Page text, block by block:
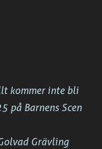
kommer inte bli
på Barnens Scen
Grävling